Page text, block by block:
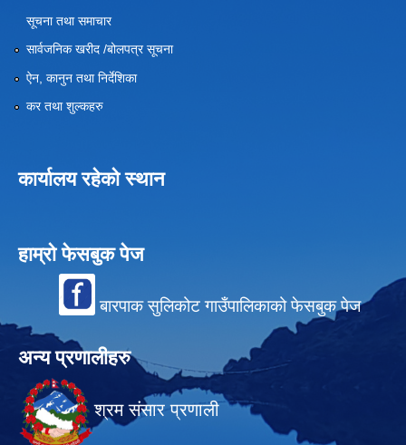
सूचना तथा समाचार
सार्वजनिक खरीद /बोलपत्र सूचना
ऐन, कानुन तथा निर्देशिका
कर तथा शुल्कहरु
कार्यालय रहेको स्थान
हाम्रो फेसबुक पेज
बारपाक सुलिकोट गाउँपालिकाको फेसबुक पेज
अन्य प्रणालीहरु
श्रम संसार प्रणाली